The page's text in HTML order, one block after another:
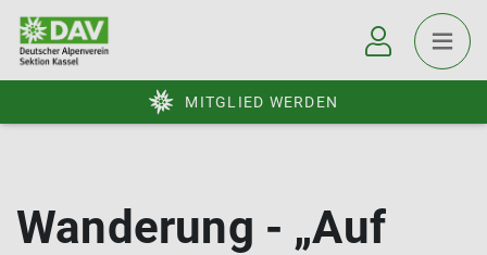
MITGLIED WERDEN
Wanderung - „Auf